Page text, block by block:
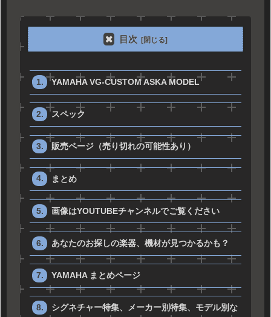
目次
YAMAHA VG-CUSTOM ASKA MODEL
スペック
販売ページ（売り切れの可能性あり）
まとめ
画像はYOUTUBEチャンネルでご覧ください
あなたのお探しの楽器、機材が見つかるかも？
YAMAHA まとめページ
シグネチャー特集、メーカー別特集、モデル別な